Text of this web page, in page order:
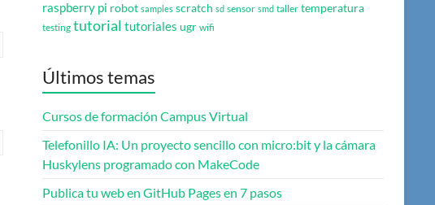
raspberry pi robot samples scratch sd sensor smd taller temperatura
testing tutorial tutoriales ugr wifi
Últimos temas
Cursos de formación Campus Virtual
Telefonillo IA: Un proyecto sencillo con micro:bit y la cámara
Huskylens programado con MakeCode
Publica tu web en GitHub Pages en 7 pasos